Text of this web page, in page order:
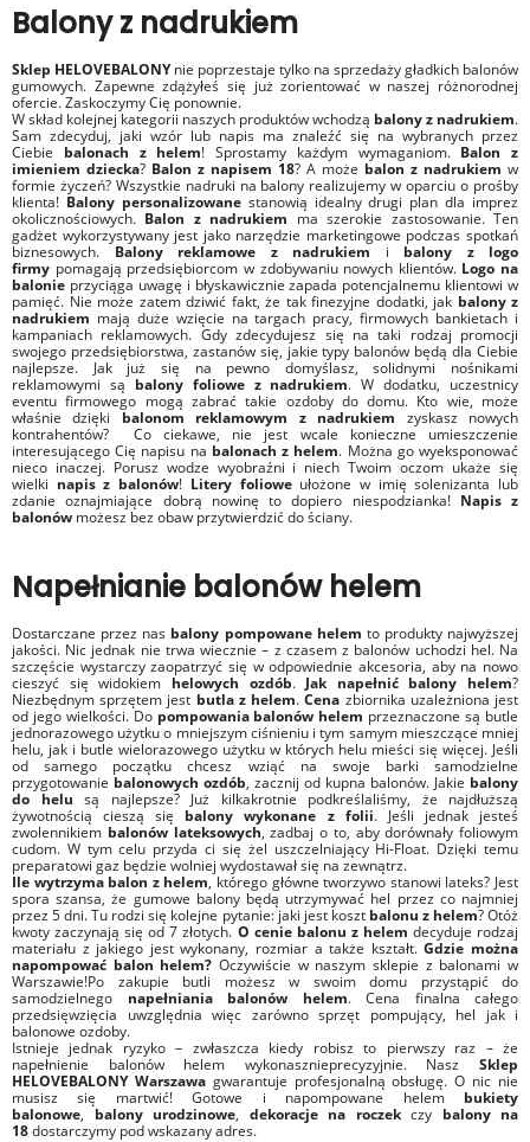
Balony z nadrukiem
Sklep HELOVEBALONYnie poprzestaje tylko na sprzedaży gładkich balonów
gumowych. Zapewne zdążyłeś się już zorientować w naszej różnorodnej
ofercie. Zaskoczymy Cię ponownie.
W skład kolejnej kategorii naszych produktów wchodzą balony z nadrukiem.
Sam zdecyduj, jaki wzór lub napis ma znaleźć się na wybranych przez
Ciebie balonach z helem! Sprostamy każdym wymaganiom. Balon z
imieniem dziecka? Balon z napisem 18? A może balon z nadrukiem w
formie życzeń? Wszystkie nadruki na balony realizujemy w oparciu o prośby
klienta! Balony personalizowanestanowią idealny drugi plan dla imprez
okolicznościowych. Balon z nadrukiem ma szerokie zastosowanie. Ten
gadżet wykorzystywany jest jako narzędzie marketingowe podczas spotkań
biznesowych. Balony reklamowe z nadrukiem i balony z logo
firmy pomagają przedsiębiorcom w zdobywaniu nowych klientów. Logo na
balonie przyciąga uwagę i błyskawicznie zapada potencjalnemu klientowi w
pamięć. Nie może zatem dziwić fakt, że tak finezyjne dodatki, jak balony z
nadrukiem mają duże wzięcie na targach pracy, firmowych bankietach i
kampaniach reklamowych. Gdy zdecydujesz się na taki rodzaj promocji
swojego przedsiębiorstwa, zastanów się, jakie typy balonów będą dla Ciebie
najlepsze. Jak już się na pewno domyślasz, solidnymi nośnikami
reklamowymi są balony foliowe z nadrukiem. W dodatku, uczestnicy
eventu firmowego mogą zabrać takie ozdoby do domu. Kto wie, może
właśnie dzięki balonom reklamowym z nadrukiem zyskasz nowych
kontrahentów? Co ciekawe, nie jest wcale konieczne umieszczenie
interesującego Cię napisu na balonach z helem. Można go wyeksponować
nieco inaczej. Porusz wodze wyobraźni i niech Twoim oczom ukaże się
wielki napis z balonów! Litery folioweułożone w imię solenizanta lub
zdanie oznajmiające dobrą nowinę to dopiero niespodzianka! Napis z
balonów możesz bez obaw przytwierdzić do ściany.
Napełnianie balonów helem
Dostarczane przez nas balony pompowane helem to produkty najwyższej
jakości. Nic jednak nie trwa wiecznie – z czasem z balonów uchodzi hel. Na
szczęście wystarczy zaopatrzyć się w odpowiednie akcesoria, aby na nowo
cieszyć się widokiem helowych ozdób. Jak napełnić balony helem?
Niezbędnym sprzętem jest butla z helem.Cena zbiornika uzależniona jest
od jego wielkości. Do pompowania balonów helem przeznaczone są butle
jednorazowego użytku o mniejszym ciśnieniu i tym samym mieszczące mniej
helu, jak i butle wielorazowego użytku w których helu mieści się więcej. Jeśli
od samego początku chcesz wziąć na swoje barki samodzielne
przygotowanie balonowych ozdób, zacznij od kupna balonów. Jakie balony
do helu są najlepsze? Już kilkakrotnie podkreślaliśmy, że najdłuższą
żywotnością cieszą się balony wykonane z folii. Jeśli jednak jesteś
zwolennikiem balonów lateksowych, zadbaj o to, aby dorównały foliowym
cudom. W tym celu przyda ci się żel uszczelniający Hi-Float. Dzięki temu
preparatowi gaz będzie wolniej wydostawał się na zewnątrz.
Ile wytrzyma balon z helem, którego główne tworzywo stanowi lateks? Jest
spora szansa, że gumowe balony będą utrzymywać hel przez co najmniej
przez 5 dni. Tu rodzi się kolejne pytanie: jaki jest koszt balonu z helem? Otóż
kwoty zaczynają się od 7 złotych. O cenie balonu z helem decyduje rodzaj
materiału z jakiego jest wykonany, rozmiar a także kształt.Gdzie można
napompować balon helem? Oczywiście w naszym sklepie z balonami w
Warszawie!Po zakupie butli możesz w swoim domu przystąpić do
samodzielnego napełniania balonów helem. Cena finalna całego
przedsięwzięcia uwzględnia więc zarówno sprzęt pompujący, hel jak i
balonowe ozdoby.
Istnieje jednak ryzyko – zwłaszcza kiedy robisz to pierwszy raz – że
napełnienie balonów helem wykonasznieprecyzyjnie. Nasz Sklep
HELOVEBALONY Warszawagwarantuje profesjonalną obsługę. O nic nie
musisz się martwić! Gotowe i napompowane helem bukiety
balonowe, balony urodzinowe, dekoracje na roczekczy balony na
18dostarczymy pod wskazany adres.